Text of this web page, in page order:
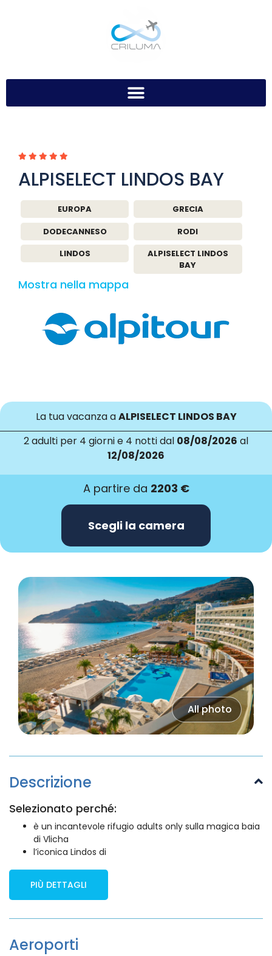
ALPISELECT LINDOS BAY
EUROPA
GRECIA
DODECANNESO
RODI
LINDOS
ALPISELECT LINDOS
BAY
Mostra nella mappa
La tua vacanza aALPISELECT LINDOS BAY
2 adulti per 4 giorni e 4 notti dal 08/08/2026 al
12/08/2026
A partire da 2203 €
Scegli la camera
All photo
Descrizione
Selezionato perché:
è un incantevole rifugio adults only sulla magica baia
di Vlicha
l’iconica Lindos di
PIÙ DETTAGLI
Aeroporti